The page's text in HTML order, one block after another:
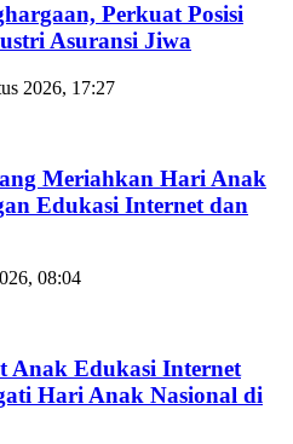
Perkuat Posisi
Asuransi Jiwa
2026, 17:27
Meriahkan Hari Anak
Edukasi Internet dan
08:04
Anak Edukasi Internet
Hari Anak Nasional di